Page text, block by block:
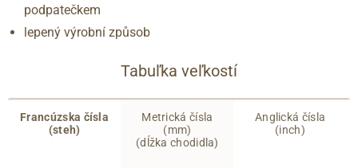
podpatečkem
lepený výrobní způsob
Tabuľka veľkostí
Francúzska čísla
(steh)
Metrická čísla
(mm)
(dĺžka chodidla)
Anglická čísla
(inch)